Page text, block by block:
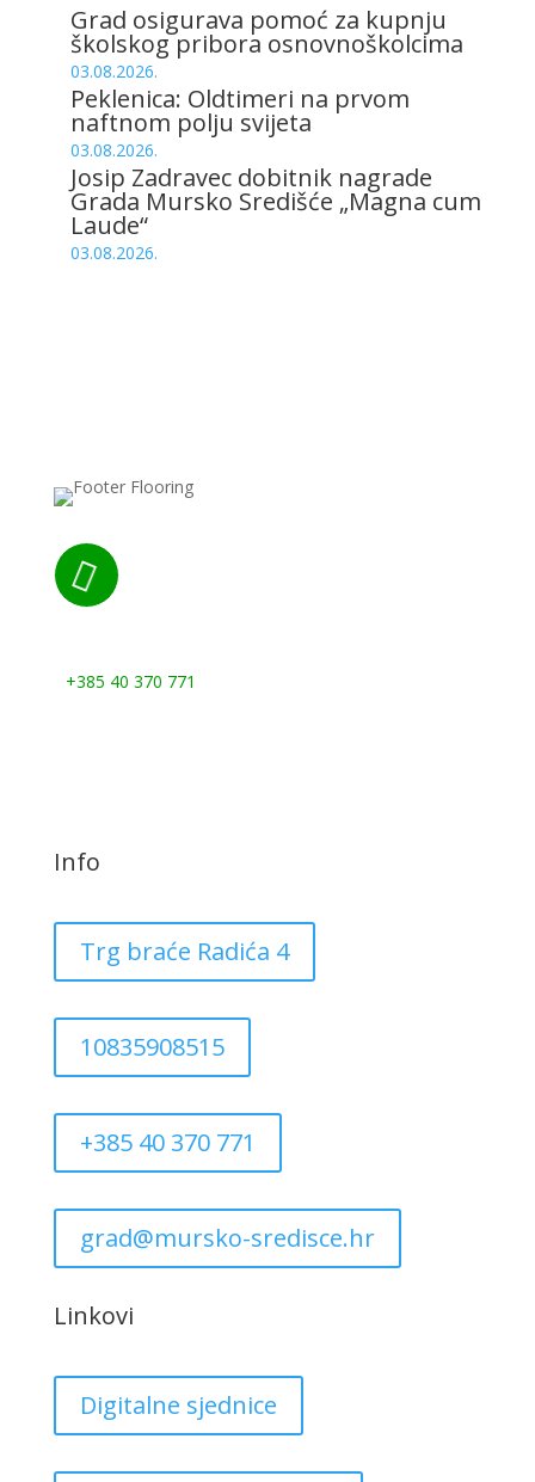
Grad osigurava pomoć za kupnju
školskog pribora osnovnoškolcima
03.08.2026.
Peklenica: Oldtimeri na prvom
naftnom polju svijeta
03.08.2026.
Josip Zadravec dobitnik nagrade
Grada Mursko Središće „Magna cum
Laude“
03.08.2026.

+385 40 370 771
Info
Trg braće Radića 4
10835908515
+385 40 370 771
grad@mursko-sredisce.hr
Linkovi
Digitalne sjednice